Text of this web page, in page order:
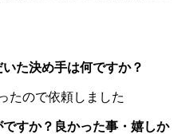
た決め手は何ですか？
たので依頼しました
すか？良かった事・嬉しか